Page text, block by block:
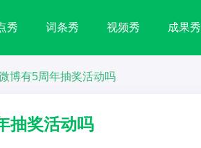
秀 词条秀 视频秀 成果秀
博有5周年抽奖活动吗
抽奖活动吗